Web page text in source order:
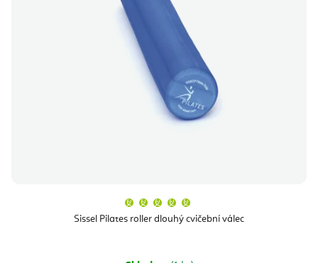
Sissel Pilates roller dlouhý cvičební válec
produktu
je